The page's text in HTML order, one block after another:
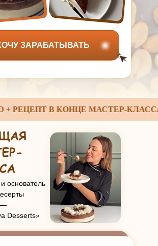
ЗАРАБАТЫВАТЬ
В КОНЦЕ МАСТЕР-КЛАССА
основатель
—
Desserts»